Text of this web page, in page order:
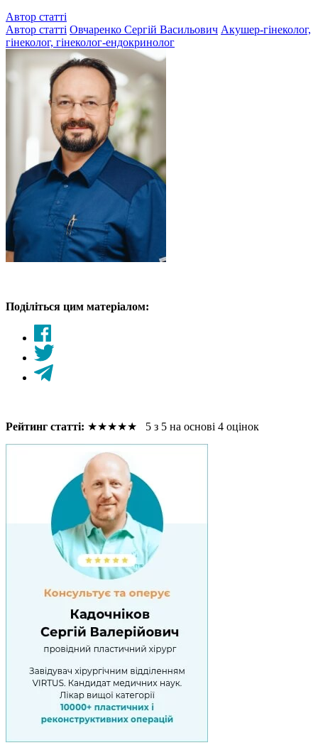
Автор статті
Автор статті Овчаренко Сергій Васильович Акушер-гінеколог,
гінеколог, гінеколог-ендокринолог
Поділіться цим матеріалом:
Рейтинг статті: ★★★★★ 5 з 5 на основі 4 оцінок